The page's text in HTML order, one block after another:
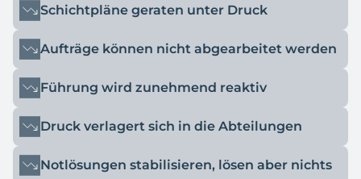
Schichtpläne geraten unter Druck
Aufträge können nicht abgearbeitet werden
Führung wird zunehmend reaktiv
Druck verlagert sich in die Abteilungen
Notlösungen stabilisieren, lösen aber nichts